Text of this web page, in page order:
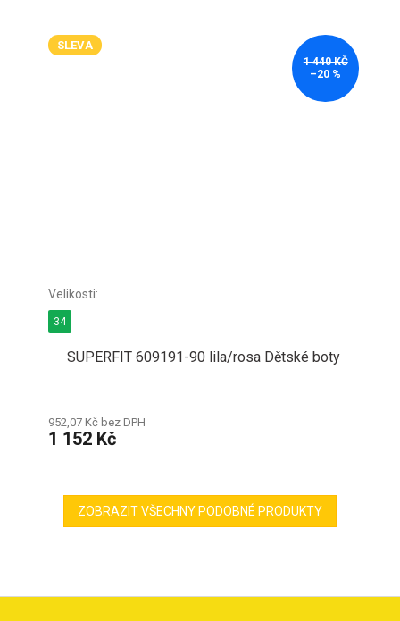
SLEVA
1 440 KČ
–20 %
SUPERFIT 609191-90 lila/rosa Dětské boty
952,07 Kč bez DPH
1 152 Kč
34
ZOBRAZIT VŠECHNY PODOBNÉ PRODUKTY
Z